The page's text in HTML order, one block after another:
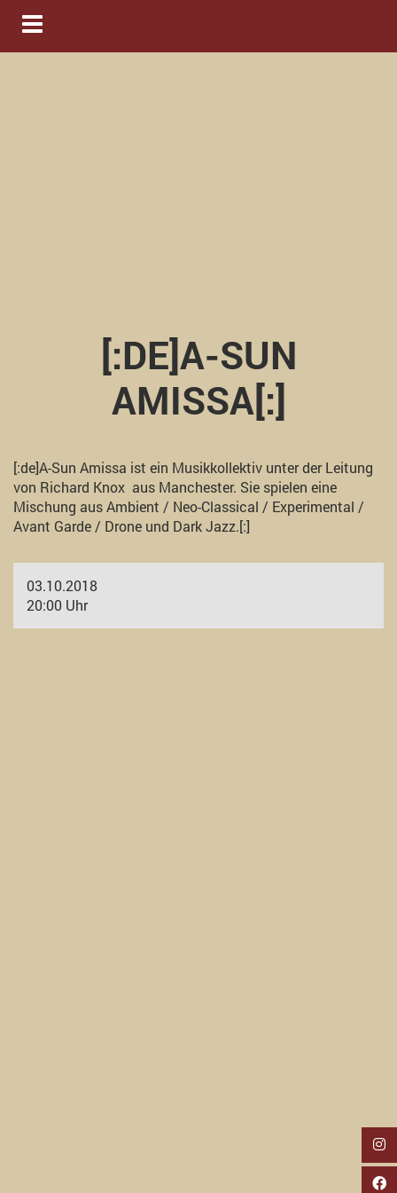
Navigation ein-/ausblenden
[:DE]A-SUN
AMISSA[:]
[:de]A-Sun Amissa ist ein Musikkollektiv unter der Leitung
von Richard Knox aus Manchester. Sie spielen eine
Mischung aus Ambient / Neo-Classical / Experimental /
Avant Garde / Drone und Dark Jazz.[:]
03.10.2018
20:00 Uhr